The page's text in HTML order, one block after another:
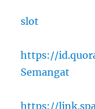
slot
https://
Semangat
https://